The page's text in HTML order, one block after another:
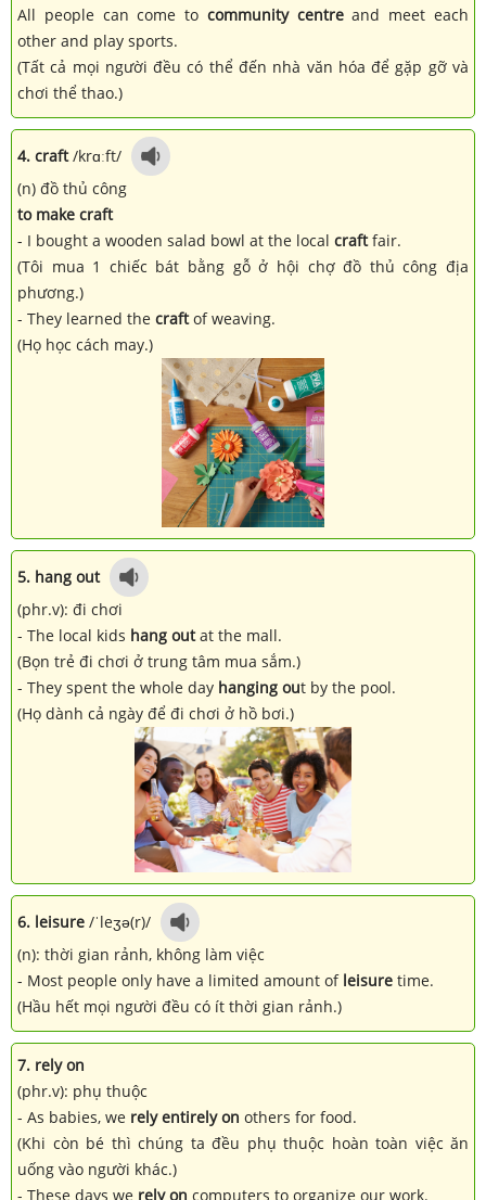
All people can come to community centreand meet each
other and play sports.
(Tất cả mọi người đều có thể đến nhà văn hóa để gặp gỡ và
chơi thể thao.)
4. craft/krɑːft/
(n) đồ thủ công
to make craft
- I bought a wooden salad bowl at the local craftfair.
(Tôi mua 1 chiếc bát bằng gỗ ở hội chợ đồ thủ công địa
phương.)
- They learned the craftof weaving.
(Họ học cách may.)
5. hang out
(phr.v): đi chơi
- The local kids hang outat the mall.
(Bọn trẻ đi chơi ở trung tâm mua sắm.)
- They spent the whole day hanging out by the pool.
(Họ dành cả ngày để đi chơi ở hồ bơi.)
6. leisure /ˈleʒə(r)/
(n): thời gian rảnh, không làm việc
- Most people only have a limited amount of leisure time.
(Hầu hết mọi người đều có ít thời gian rảnh.)
7. rely on
(phr.v): phụ thuộc
- As babies, we rely entirely on others for food.
(Khi còn bé thì chúng ta đều phụ thuộc hoàn toàn việc ăn
uống vào người khác.)
- These days we rely on computers to organize our work.